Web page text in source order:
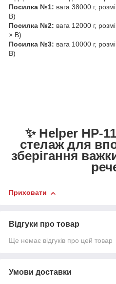
Посилка №1: вага 38000 г,
В)
Посилка №2: вага 12000 г,
× В)
Посилка №3: вага 10000 г,
В)
✨ Helper HP-
стелаж для
зберігання
Приховати
Відгуки про товар
Ще немає відгуків про цей товар
Умови доставки